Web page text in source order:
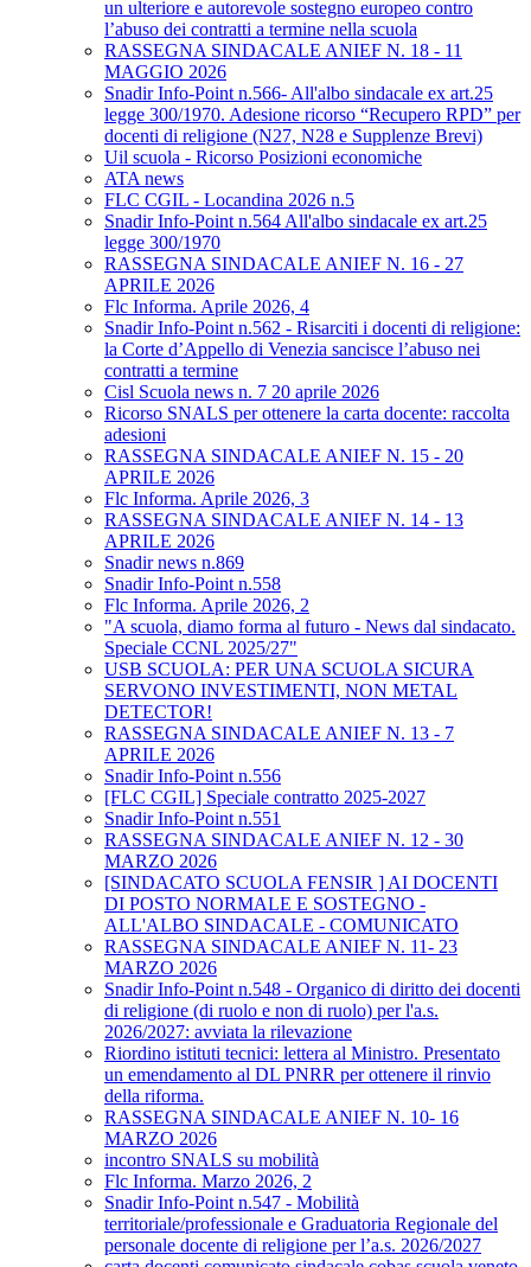
un ulteriore e autorevole sostegno europeo contro
l’abuso dei contratti a termine nella scuola
RASSEGNA SINDACALE ANIEF N. 18 - 11
MAGGIO 2026
Snadir Info-Point n.566- All'albo sindacale ex art.25
legge 300/1970. Adesione ricorso “Recupero RPD” per
docenti di religione (N27, N28 e Supplenze Brevi)
Uil scuola - Ricorso Posizioni economiche
ATA news
FLC CGIL - Locandina 2026 n.5
Snadir Info-Point n.564 All'albo sindacale ex art.25
legge 300/1970
RASSEGNA SINDACALE ANIEF N. 16 - 27
APRILE 2026
Flc Informa. Aprile 2026, 4
Snadir Info-Point n.562 - Risarciti i docenti di religione:
la Corte d’Appello di Venezia sancisce l’abuso nei
contratti a termine
Cisl Scuola news n. 7 20 aprile 2026
Ricorso SNALS per ottenere la carta docente: raccolta
adesioni
RASSEGNA SINDACALE ANIEF N. 15 - 20
APRILE 2026
Flc Informa. Aprile 2026, 3
RASSEGNA SINDACALE ANIEF N. 14 - 13
APRILE 2026
Snadir news n.869
Snadir Info-Point n.558
Flc Informa. Aprile 2026, 2
"A scuola, diamo forma al futuro - News dal sindacato.
Speciale CCNL 2025/27"
USB SCUOLA: PER UNA SCUOLA SICURA
SERVONO INVESTIMENTI, NON METAL
DETECTOR!
RASSEGNA SINDACALE ANIEF N. 13 - 7
APRILE 2026
Snadir Info-Point n.556
[FLC CGIL] Speciale contratto 2025-2027
Snadir Info-Point n.551
RASSEGNA SINDACALE ANIEF N. 12 - 30
MARZO 2026
[SINDACATO SCUOLA FENSIR ] AI DOCENTI
DI POSTO NORMALE E SOSTEGNO -
ALL'ALBO SINDACALE - COMUNICATO
RASSEGNA SINDACALE ANIEF N. 11- 23
MARZO 2026
Snadir Info-Point n.548 - Organico di diritto dei docenti
di religione (di ruolo e non di ruolo) per l'a.s.
2026/2027: avviata la rilevazione
Riordino istituti tecnici: lettera al Ministro. Presentato
un emendamento al DL PNRR per ottenere il rinvio
della riforma.
RASSEGNA SINDACALE ANIEF N. 10- 16
MARZO 2026
incontro SNALS su mobilità
Flc Informa. Marzo 2026, 2
Snadir Info-Point n.547 - Mobilità
territoriale/professionale e Graduatoria Regionale del
personale docente di religione per l’a.s. 2026/2027